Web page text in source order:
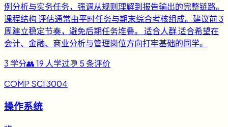
例分析与实务任务，强调从规则理解到报告输出的完整链路。
课程结构 评估通常由平时任务与期末综合考核组成。建议前 3
周建立稳定节奏，避免后期任务堆叠。 适合人群 适合希望在
会计、金融、商业分析与管理岗位方向打牢基础的同学。
3 学分👥19 人学过💬 5条评价
COMP SCI 3004
操作系统